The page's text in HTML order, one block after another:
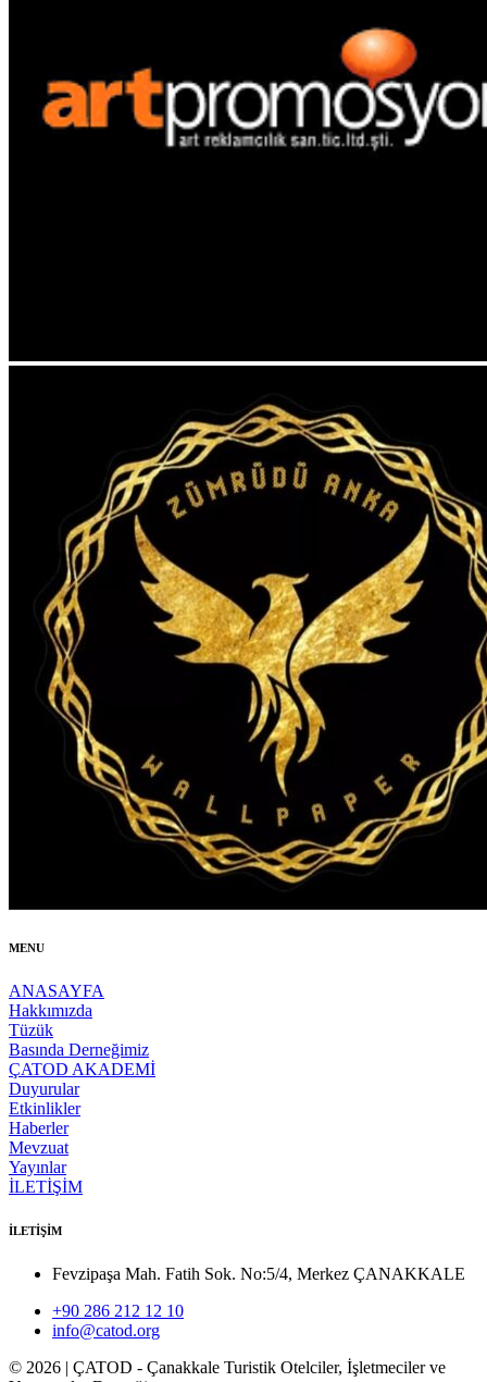
MENU
ANASAYFA
Hakkımızda
Tüzük
Basında Derneğimiz
ÇATOD AKADEMİ
Duyurular
Etkinlikler
Haberler
Mevzuat
Yayınlar
İLETİŞİM
İLETİŞİM
Fevzipaşa Mah. Fatih Sok. No:5/4, Merkez ÇANAKKALE
+90 286 212 12 10
info@catod.org
© 2026 | ÇATOD - Çanakkale Turistik Otelciler, İşletmeciler ve